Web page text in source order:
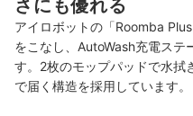
さにも優れる
アイロボットの「Roomba
をこなし、AutoWash充電ステ
す。2枚のモップパッドで水拭
で届く構造を採用しています。